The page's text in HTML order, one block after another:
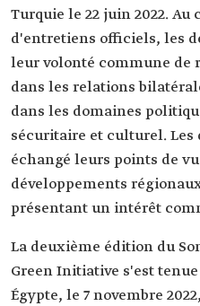
Turquie le 22 juin 2022. Au
d'entretiens officiels, les
leur volonté commune de
dans les relations
dans les domaines
sécuritaire et culturel.
échangé leurs points de
développements
présentant un intérêt
La deuxième édition du
Green Initiative s'est
Égypte, le 7 novembre